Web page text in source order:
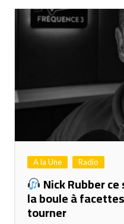
A la Une Radio
Nick Rubber
la boule à
tourner